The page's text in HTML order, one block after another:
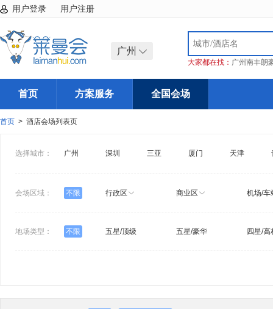
用户登录 用户注册
广州
大家都在找： 广州南丰朗
首页 方案服务 全国会场
首页 > 酒店会场列表页
选择城市： 广州 深圳 三亚 厦门 天津
会场区域： 不限 行政区 商业区 机场/车
地场类型： 不限 五星/顶级 五星/豪华 四星/高